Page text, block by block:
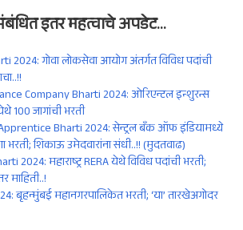
इतरमहत्वाचेअपडेट…
2024: गोवा लोकसेवा आयोग अंतर्गत विविध पदांची
Company Bharti 2024: ओरिएन्टल इन्शुरन्स
100 जागांची भरती
Bharti 2024: सेन्ट्रल बँक ऑफ इंडियामध्ये
भरती; शिकाऊ उमेदवारांना संधी..!! (मुदतवाढ)
2024: महाराष्ट्र RERA येथे विविध पदांची भरती;
माहिती..!
बृहन्मुंबई महानगरपालिकेत भरती; ‘या’ तारखेअगोदर